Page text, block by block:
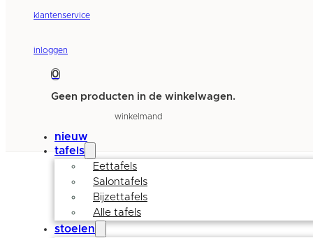
klantenservice
inloggen
0
Geen producten in de winkelwagen.
winkelmand
nieuw
tafels
Eettafels
Salontafels
Bijzettafels
Alle tafels
stoelen